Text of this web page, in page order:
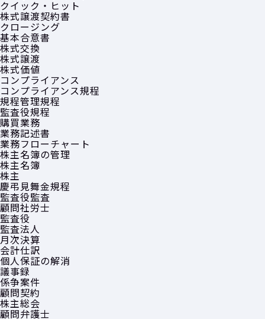
クイック・ヒット
株式譲渡契約書
クロージング
基本合意書
株式交換
株式譲渡
株式価値
コンプライアンス
コンプライアンス規程
規程管理規程
監査役規程
購買業務
業務記述書
業務フローチャート
株主名簿の管理
株主名簿
株主
慶弔見舞金規程
監査役監査
顧問社労士
監査役
監査法人
月次決算
会計仕訳
個人保証の解消
議事録
係争案件
顧問契約
株主総会
顧問弁護士